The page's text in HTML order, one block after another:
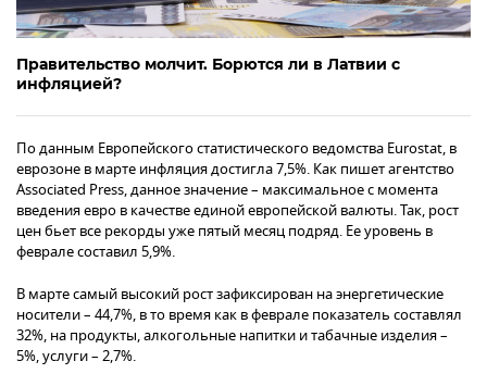
Правительство молчит. Борются ли в Латвии с
инфляцией?
По данным Европейского статистического ведомства Eurostat, в
еврозоне в марте инфляция достигла 7,5%. Как пишет агентство
Associated Press, данное значение – максимальное с момента
введения евро в качестве единой европейской валюты. Так, рост
цен бьет все рекорды уже пятый месяц подряд. Ее уровень в
феврале составил 5,9%.
В марте самый высокий рост зафиксирован на энергетические
носители – 44,7%, в то время как в феврале показатель составлял
32%, на продукты, алкогольные напитки и табачные изделия –
5%, услуги – 2,7%.